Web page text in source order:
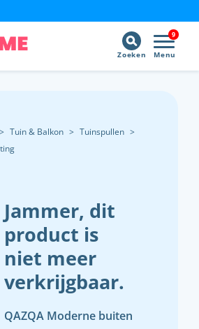
9
Menu
Zoeken
> Tuin & Balkon > Tuinspullen >
Jammer, dit
product is
niet meer
verkrijgbaar.
QAZQA Moderne buiten